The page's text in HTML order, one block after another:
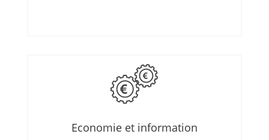
Economie et information